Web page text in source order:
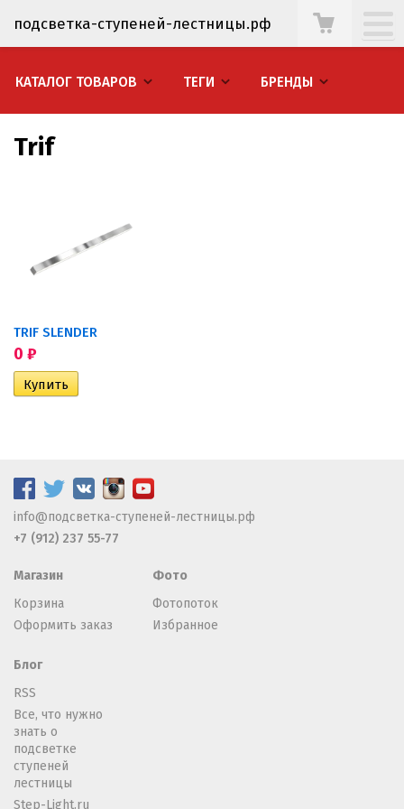
подсветка-ступеней-лестницы.рф
КАТАЛОГ ТОВАРОВ ТЕГИ БРЕНДЫ
Trif
TRIF SLENDER
0 ₽
info@подсветка-ступеней-лестницы.рф
+7 (912) 237 55-77
Магазин
Корзина
Оформить заказ
Фото
Фотопоток
Избранное
Блог
RSS
Все, что нужно
знать о
подсветке
ступеней
лестницы
Step-Light.ru